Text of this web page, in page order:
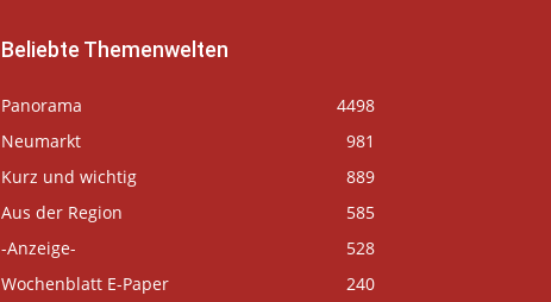
Beliebte Themenwelten
Panorama
4498
Neumarkt
981
Kurz und wichtig
889
Aus der Region
585
-Anzeige-
528
Wochenblatt E-Paper
240